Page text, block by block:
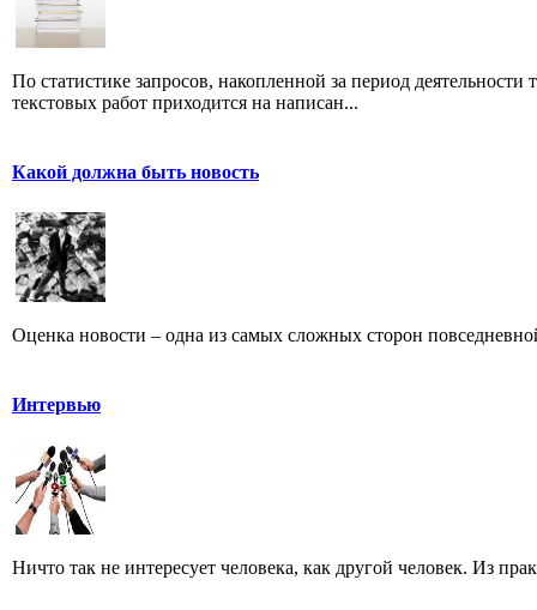
По статистике запросов, накопленной за период
текстовых работ приходится на написан...
Какой должна быть новость
Оценка новости – одна из самых сложных сторон
Интервью
Ничто так не интересует человека, как другой человек. Из